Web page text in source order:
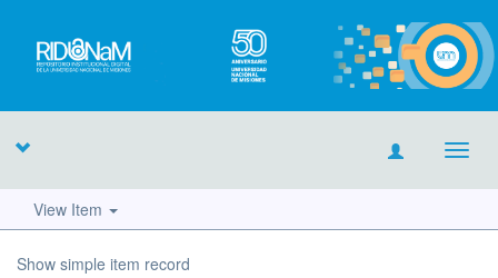
View Item
Show simple item record